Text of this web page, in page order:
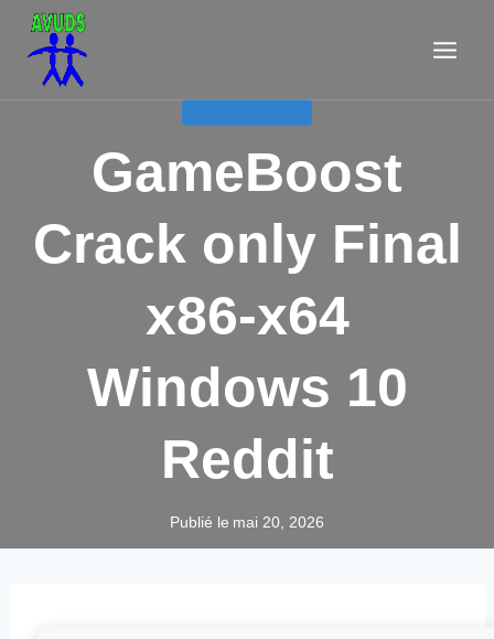
Aller
contenu
GameBoost
Crack only Final
x86-x64
Windows 10
Reddit
Publié le mai 20, 2026